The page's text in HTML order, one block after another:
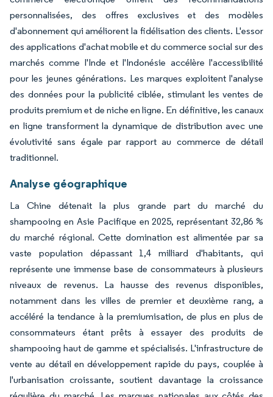
personnalisées, des offres exclusives et des modèles
d'abonnement qui améliorent la fidélisation des clients. L'essor
des applications d'achat mobile et du commerce social sur des
marchés comme l'Inde et l'Indonésie accélère l'accessibilité
pour les jeunes générations. Les marques exploitent l'analyse
des données pour la publicité ciblée, stimulant les ventes de
produits premium et de niche en ligne. En définitive, les canaux
en ligne transforment la dynamique de distribution avec une
évolutivité sans égale par rapport au commerce de détail
traditionnel.
Analyse géographique
La Chine détenait la plus grande part du marché du
shampooing en Asie Pacifique en 2025, représentant 32,86 %
du marché régional. Cette domination est alimentée par sa
vaste population dépassant 1,4 milliard d'habitants, qui
représente une immense base de consommateurs à plusieurs
niveaux de revenus. La hausse des revenus disponibles,
notamment dans les villes de premier et deuxième rang, a
accéléré la tendance à la premiumisation, de plus en plus de
consommateurs étant prêts à essayer des produits de
shampooing haut de gamme et spécialisés. L'infrastructure de
vente au détail en développement rapide du pays, couplée à
l'urbanisation croissante, soutient davantage la croissance